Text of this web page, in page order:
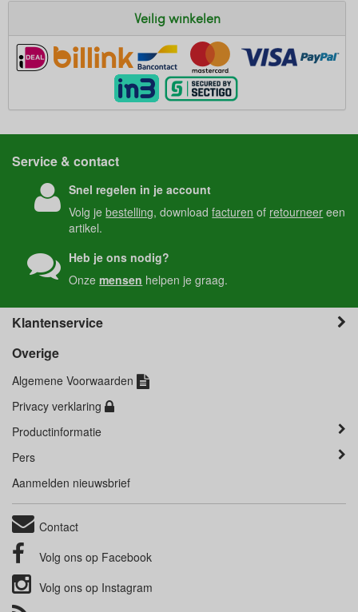
Veilig winkelen
Service & contact
Snel regelen in je account
Volg jebestelling, downloadfacturen of retourneer een
artikel.
Heb je ons nodig?
Onzemensen helpen je graag.
Klantenservice
Overige
Algemene Voorwaarden
Privacy verklaring
Productinformatie
Pers
Aanmelden nieuwsbrief
Contact
Volg ons op Facebook
Volg ons op Instagram